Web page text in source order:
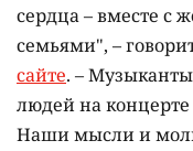
сердца – вместе с
семьями", –
сайте. –
людей на
Наши мысли и